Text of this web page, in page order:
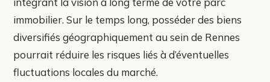
immobilier. Sur le temps long, posséder des biens
diversifiés géographiquement au sein de Rennes
pourrait réduire les risques liés à d’éventuelles
fluctuations locales du marché.